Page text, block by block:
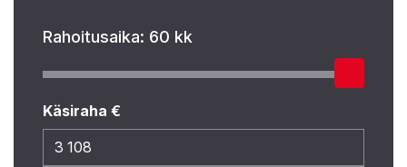
Rahoitusaika: 60 kk
Käsiraha €